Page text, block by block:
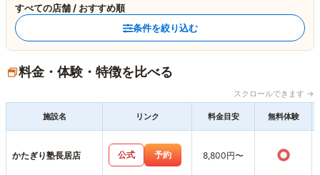
すべての店舗 / おすすめ順
条件を絞り込む
料金・体験・特徴を比べる
スクロールできます →
施設名 リンク 料金目安 無料体験
かたぎり塾長居店 公式 予約 8,800円〜 ○